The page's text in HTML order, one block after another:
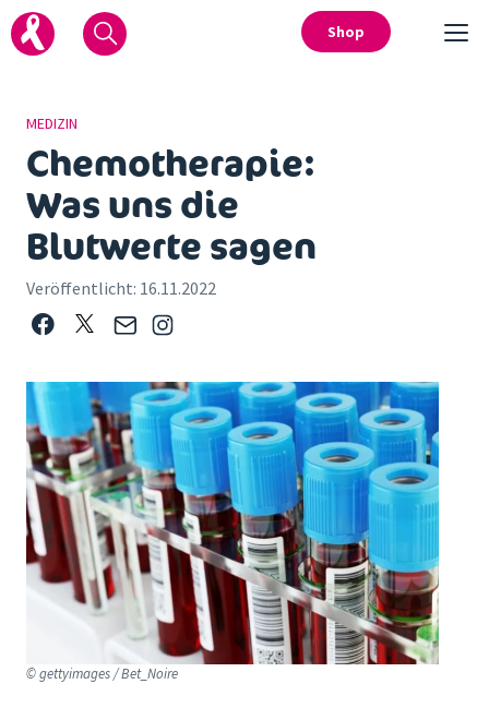
Shop
MEDIZIN
Chemotherapie:
Was uns die
Blutwerte sagen
Veröffentlicht: 16.11.2022
© gettyimages / Bet_Noire